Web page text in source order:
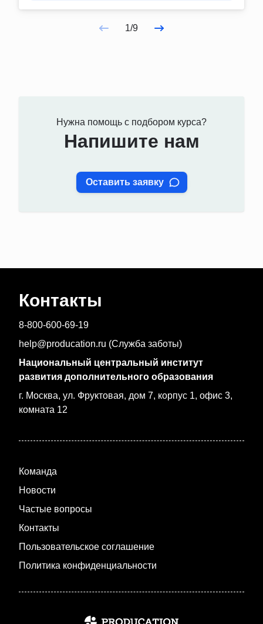
1/9
Нужна помощь с подбором курса?
Напишите нам
Оставить заявку
Контакты
8-800-600-69-19
help@producation.ru (Служба заботы)
Национальный центральный институт
развития дополнительного образования
г. Москва, ул. Фруктовая, дом 7, корпус 1, офис 3,
комната 12
Команда
Новости
Частые вопросы
Контакты
Пользовательское соглашение
Политика конфиденциальности